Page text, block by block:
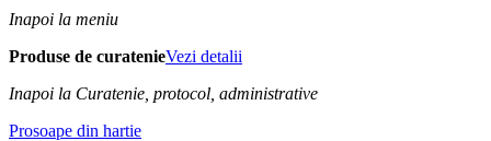
Inapoi la meniu
Produse de curatenieVezi detalii
Inapoi la Curatenie, protocol, administrative
Prosoape din hartie